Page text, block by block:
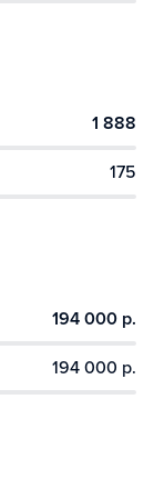
1 888
175
194 000 р.
194 000 р.